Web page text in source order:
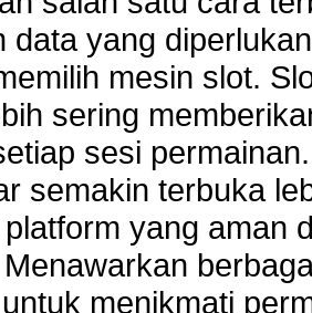
data yang
mesin slot.
sering
sesi
semakin terbuka
yang aman
menikmati